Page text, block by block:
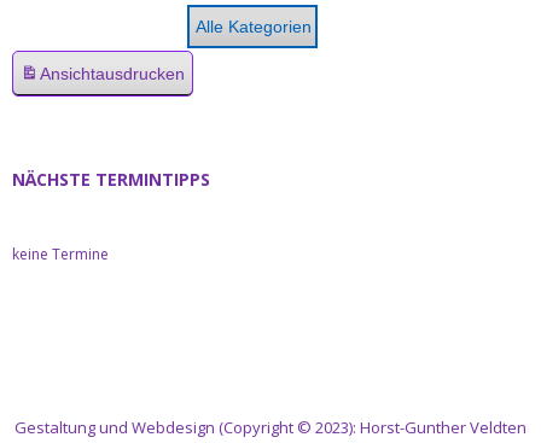
Alle Kategorien
Ansichtausdrucken
NÄCHSTE TERMINTIPPS
keine Termine
Gestaltung und Webdesign (Copyright © 2023): Horst-Gunther Veldten